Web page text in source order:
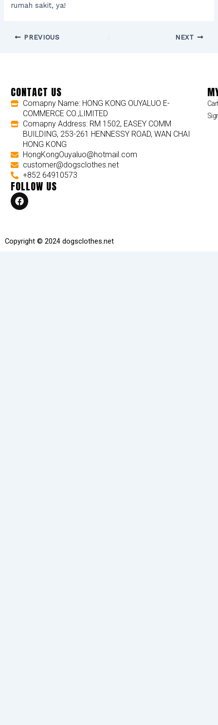
rumah sakit, ya!
PREVIOUS NEXT
CONTACT US
Comapny Name: HONG KONG OUYALUO E-
COMMERCE CO.,LIMITED
Comapny Address: RM 1502, EASEY COMM
BUILDING, 253-261 HENNESSY ROAD, WAN CHAI
HONG KONG
HongKongOuyaluo@hotmail.com
customer@dogsclothes.net
+852 64910573
FOLLOW US
F
a
o
Copyright © 2024 dogsclothes.net